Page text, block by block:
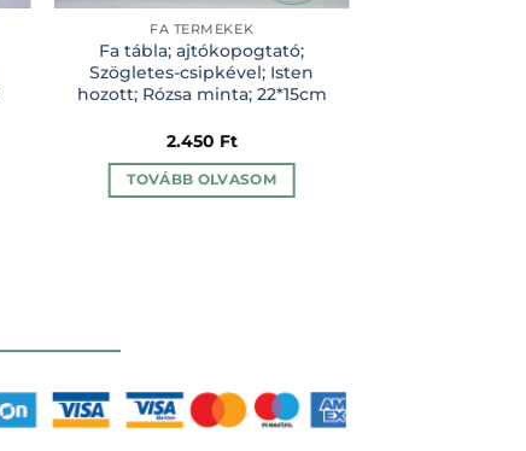
FA TERMÉKEK
Fa tábla; ajtókopogtató;
Szögletes-csipkével; Isten
hozott; Rózsa minta; 22*15cm
2.450 Ft
TOVÁBB OLVASOM